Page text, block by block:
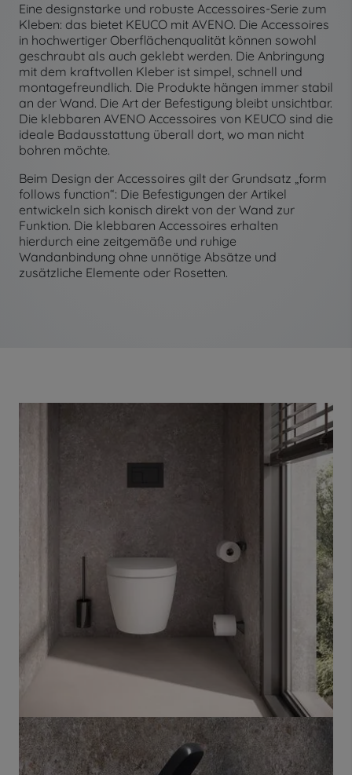
Eine designstarke und robuste Accessoires-Serie zum
Kleben: das bietet KEUCO mit AVENO. Die Accessoires
in hochwertiger Oberflächenqualität können sowohl
geschraubt als auch geklebt werden. Die Anbringung
mit dem kraftvollen Kleber ist simpel, schnell und
montagefreundlich. Die Produkte hängen immer stabil
an der Wand. Die Art der Befestigung bleibt unsichtbar.
Die klebbaren AVENO Accessoires von KEUCO sind die
ideale Badausstattung überall dort, wo man nicht
bohren möchte.
Beim Design der Accessoires gilt der Grundsatz „form
follows function“: Die Befestigungen der Artikel
entwickeln sich konisch direkt von der Wand zur
Funktion. Die klebbaren Accessoires erhalten
hierdurch eine zeitgemäße und ruhige
Wandanbindung ohne unnötige Absätze und
zusätzliche Elemente oder Rosetten.